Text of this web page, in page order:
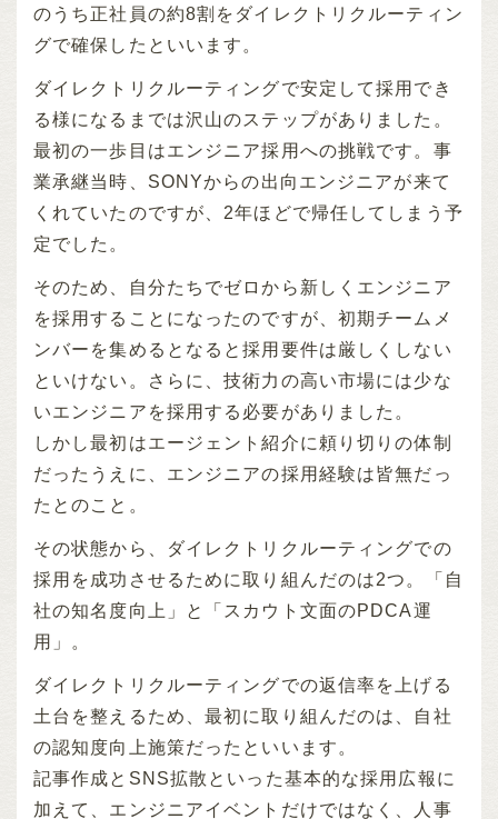
のうち正社員の約8割をダイレクトリクルーティン
グで確保したといいます。
ダイレクトリクルーティングで安定して採用でき
る様になるまでは沢山のステップがありました。
最初の一歩目はエンジニア採用への挑戦です。事
業承継当時、SONYからの出向エンジニアが来て
くれていたのですが、2年ほどで帰任してしまう予
定でした。
そのため、自分たちでゼロから新しくエンジニア
を採用することになったのですが、初期チームメ
ンバーを集めるとなると採用要件は厳しくしない
といけない。さらに、技術力の高い市場には少な
いエンジニアを採用する必要がありました。
しかし最初はエージェント紹介に頼り切りの体制
だったうえに、エンジニアの採用経験は皆無だっ
たとのこと。
その状態から、ダイレクトリクルーティングでの
採用を成功させるために取り組んだのは2つ。「自
社の知名度向上」と「スカウト文面のPDCA運
用」。
ダイレクトリクルーティングでの返信率を上げる
土台を整えるため、最初に取り組んだのは、自社
の認知度向上施策だったといいます。
記事作成とSNS拡散といった基本的な採用広報に
加えて、エンジニアイベントだけではなく、人事